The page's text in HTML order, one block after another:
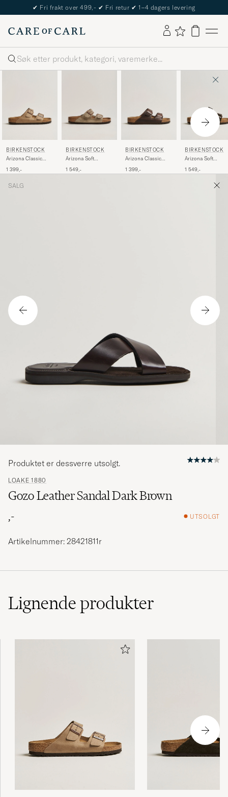
✔ Fri frakt over 499,- ✔ Fri retur ✔ 1–4 dagers levering
Søk
BIRKENSTOCK
Arizona Classic
Oiled Leather
1 399,-
BIRKENSTOCK
Arizona Soft
Suede
1 549,-
BIRKENSTOCK
Arizona Classic
Oiled Leather
1 399,-
BIRKENSTOCK
Arizona Soft
Suede
1 549,-
SALG
LOAKE 1880
Gozo Leather Sandal Dark Brown
,-
UTSOLGT
Produktet er dessverre utsolgt.
Artikelnummer: 28421811r
Lignendeprodukter